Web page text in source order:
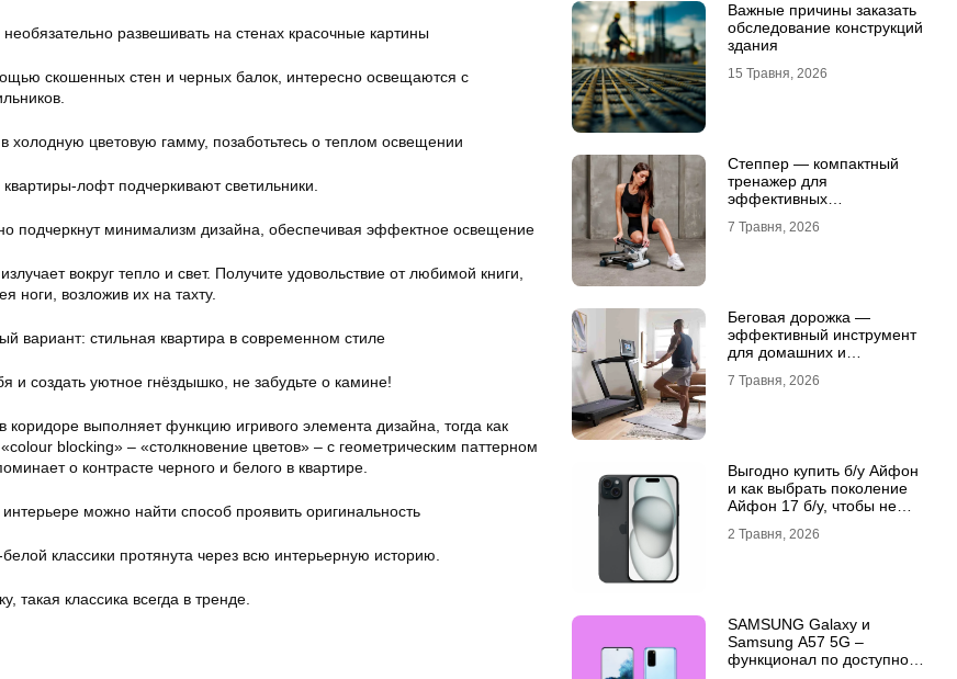
развешивать на стенах красочные картины
скошенных стен и черных балок, интересно освещаются с
холодную цветовую гамму, позаботьтесь о теплом освещении
лофт подчеркивают светильники.
подчеркнут минимализм дизайна, обеспечивая эффектное освещение
вокруг тепло и свет. Получите удовольствие от любимой книги,
ноги, возложив их на тахту.
и создать уютное гнёздышко, не забудьте о камине!
выполняет функцию игривого элемента дизайна, тогда как
blocking» – «столкновение цветов» – с геометрическим паттерном
о контрасте черного и белого в квартире.
можно найти способ проявить оригинальность
классики протянута через всю интерьерную историю.
такая классика всегда в тренде.
Важные причины заказать
обследование конструкций
здания
15 Травня, 2026
Степпер — компактный
тренажер для
эффективных
7 Травня, 2026
Беговая дорожка —
эффективный инструмент
для домашних и
тренировок
7 Травня, 2026
Выгодно купить б/у Айфон
и как выбрать поколение
Айфон 17 б/у, чтобы не
2 Травня, 2026
SAMSUNG Galaxy и
Samsung A57 5G –
функционал по доступной